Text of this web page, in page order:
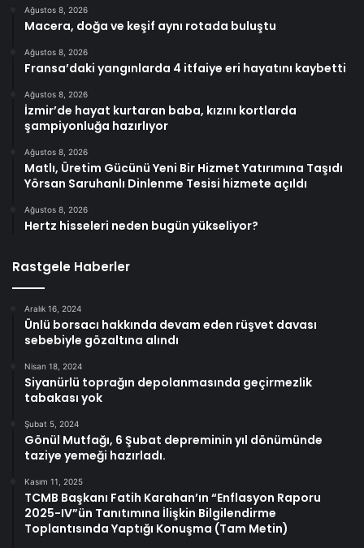
Ağustos 8, 2026
Macera, doğa ve keşif aynı rotada buluştu
Ağustos 8, 2026
Fransa’daki yangınlarda 4 itfaiye eri hayatını kaybetti
Ağustos 8, 2026
İzmir’de hayat kurtaran baba, kızını kortlarda
şampiyonluğa hazırlıyor
Ağustos 8, 2026
Matlı, Üretim Gücünü Yeni Bir Hizmet Yatırımına Taşıdı
Yörsan Saruhanlı Dinlenme Tesisi hizmete açıldı
Ağustos 8, 2026
Hertz hisseleri neden bugün yükseliyor?
Rastgele Haberler
Aralık 16, 2024
Ünlü borsacı hakkında devam eden rüşvet davası
sebebiyle gözaltına alındı
Nisan 18, 2024
Siyanürlü toprağın depolanmasında geçirmezlik
tabakası yok
Şubat 5, 2024
Gönül Mutfağı, 6 Şubat depreminin yıl dönümünde
taziye yemeği hazırladı.
Kasım 11, 2025
TCMB Başkanı Fatih Karahan’ın “Enflasyon Raporu
2025-IV”ün Tanıtımına İlişkin Bilgilendirme
Toplantısında Yaptığı Konuşma (Tam Metin)